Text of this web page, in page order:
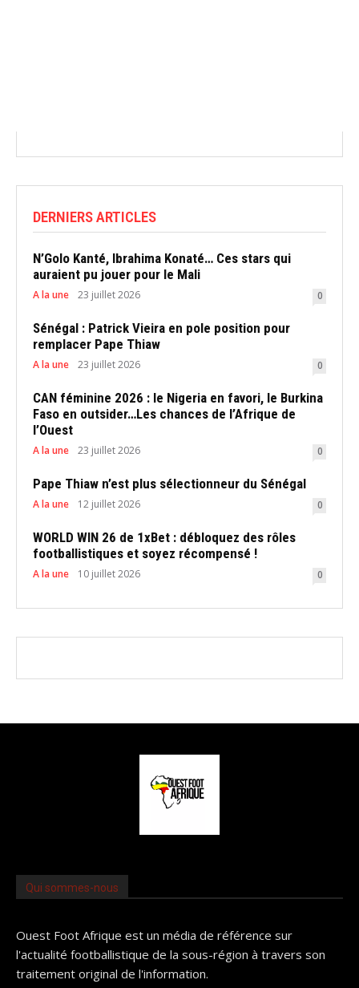
DERNIERS ARTICLES
N’Golo Kanté, Ibrahima Konaté… Ces stars qui
auraient pu jouer pour le Mali
A la une 23 juillet 2026 0
Sénégal : Patrick Vieira en pole position pour
remplacer Pape Thiaw
A la une 23 juillet 2026 0
CAN féminine 2026 : le Nigeria en favori, le Burkina
Faso en outsider…Les chances de l’Afrique de
l’Ouest
A la une 23 juillet 2026 0
Pape Thiaw n’est plus sélectionneur du Sénégal
A la une 12 juillet 2026 0
WORLD WIN 26 de 1xBet : débloquez des rôles
footballistiques et soyez récompensé !
A la une 10 juillet 2026 0
Qui sommes-nous
Ouest Foot Afrique est un média de référence sur
l'actualité footballistique de la sous-région à travers son
traitement original de l'information.